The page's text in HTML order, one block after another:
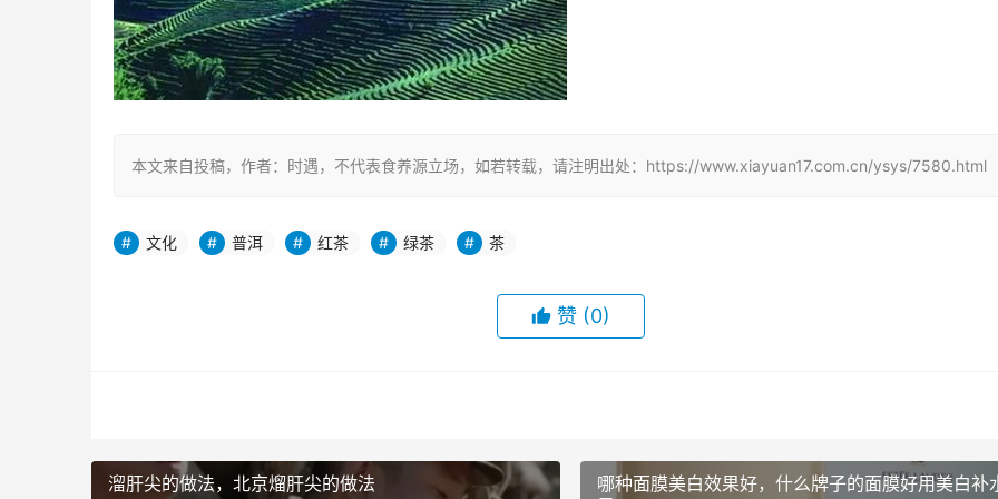
本文来自投稿，作者：时遇，不代表食养源立场，如若转载，请注明出处：https://www.xiayuan17.com.cn/ysys/7580.html
文化 普洱 红茶 绿茶 茶
赞 (0)
溜肝尖的做法，北京熘肝尖的做法
哪种面膜美白效果好，什么牌子的面膜好用美白补